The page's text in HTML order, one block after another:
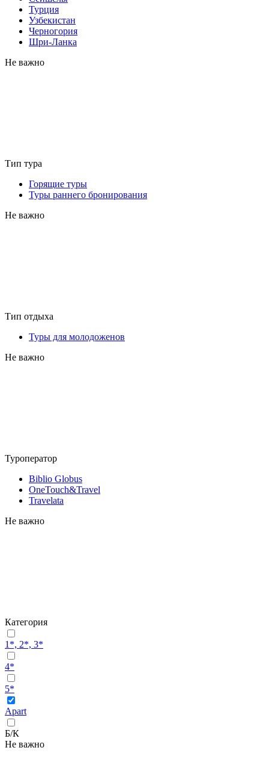
Турция
Узбекистан
Черногория
Шри-Ланка
Не важно
Тип тура
Горящие туры
Туры раннего бронирования
Не важно
Тип отдыха
Туры для молодоженов
Не важно
Туроператор
Biblio Globus
OneTouch&Travel
Travelata
Не важно
Категория
1*, 2*, 3*
4*
5*
Apart
Б/К
Не важно